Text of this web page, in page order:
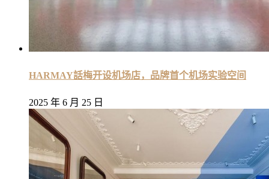
HARMAY話梅开设机场店，品牌首个机场实验空间
2025 年 6 月 25 日